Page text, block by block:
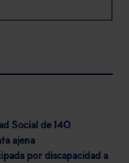
Social de 140
ajena
por discapacidad a